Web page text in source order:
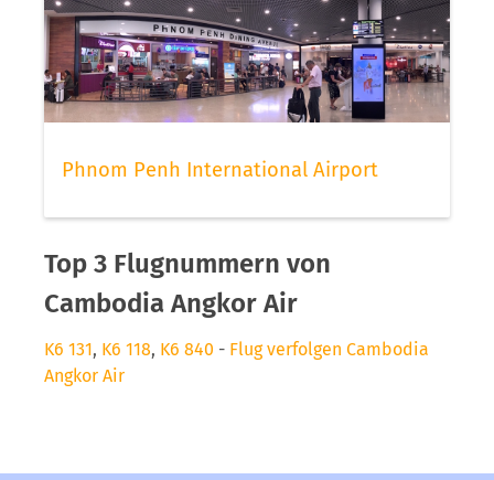
Phnom Penh International Airport
Top 3 Flugnummern von
Cambodia Angkor Air
K6 131, K6 118, K6 840 - Flug verfolgen Cambodia
Angkor Air